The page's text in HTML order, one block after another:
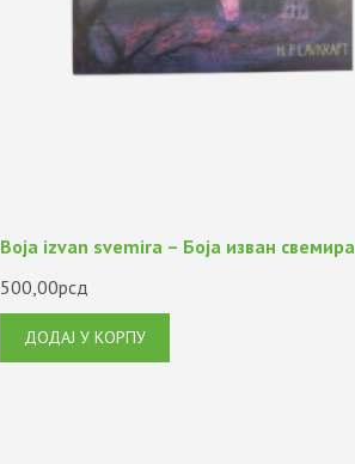
Boja izvan svemira – Боја изван cвемира
500,00рсд
ДОДАЈ У КОРПУ